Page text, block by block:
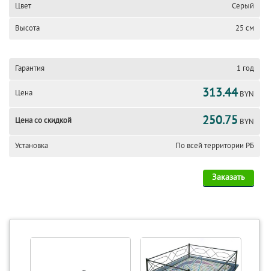
Цвет Серый
Высота 25 см
Гарантия 1 год
Цена 313.44BYN
Цена со скидкой 250.75 BYN
Установка По всей территории РБ
Заказать